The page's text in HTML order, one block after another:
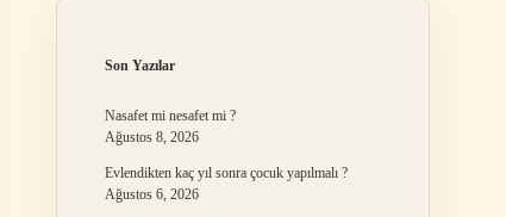
Son Yazılar
Nasafet mi nesafet mi ?
Ağustos 8, 2026
Evlendikten kaç yıl sonra çocuk yapılmalı ?
Ağustos 6, 2026